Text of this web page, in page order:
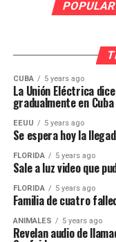
POPULAR
CUBA 5 years ago
La Unión Eléctrica
gradualmente en Cuba
EEUU 5 years ago
Se espera hoy la
FLORIDA 5 years ago
Sale a luz video que
FLORIDA 5 years ago
Familia de cuatro
ANIMALES 5 years ago
Revelan audio de